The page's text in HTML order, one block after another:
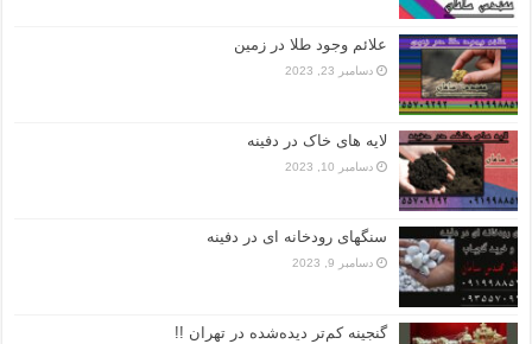
علائم وجود طلا در زمین
دسامبر 23, 2023
لایه های خاک در دفینه
دسامبر 10, 2023
سنگهای رودخانه ای در دفینه
دسامبر 9, 2023
گنجینه کم‌تر دیده‌شده در تهران !!